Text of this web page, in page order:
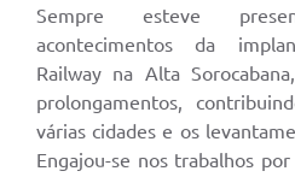
Sempre esteve
acontecimentos da
Railway na Alta
prolongamentos,
várias cidades e os
Engajou-se nos trabalhos